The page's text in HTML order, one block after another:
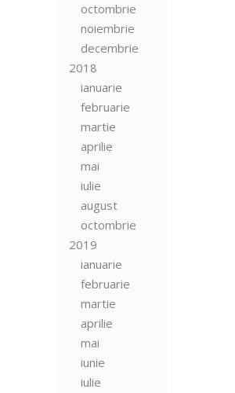
octombrie
noiembrie
decembrie
2018
ianuarie
februarie
martie
aprilie
mai
iulie
august
octombrie
2019
ianuarie
februarie
martie
aprilie
mai
iunie
iulie